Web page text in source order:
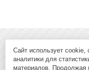
Сайт использует
аналитики для
материалов. Продолжая